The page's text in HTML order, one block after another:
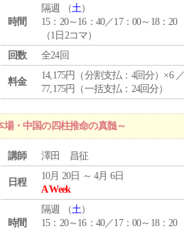
時間
隔週 （土）
15：20～16：40／17：00～18：20
（1日2コマ）
回数
全24回
料金
14,175円（分割支払：4回分）×6
77,175円（一括支払：24回分）
・中国の四柱推命の真髄～
講師 澤田 昌征
日程
10月 20日 ～ 4月 6日
A Week
時間
隔週 （土）
15：20～16：40／17：00～18：20